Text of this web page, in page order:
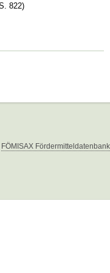
822)
FÖMISAX Fördermitteldatenbank